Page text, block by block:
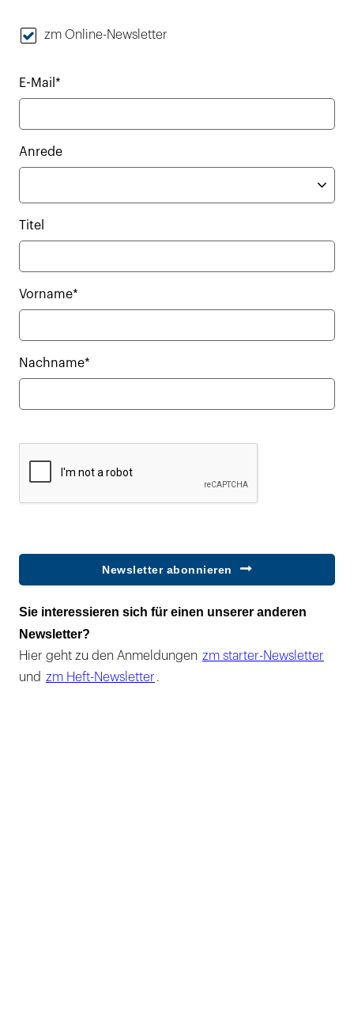
zm Online-Newsletter
E-Mail*
Anrede
Titel
Vorname*
Nachname*
Newsletter abonnieren
Sie interessieren sich für einen unserer anderen
Newsletter?
Hier geht zu den Anmeldungen zm starter-Newsletter
und zm Heft-Newsletter .